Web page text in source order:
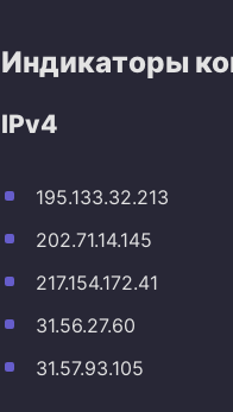
Индикаторы
IPv4
195.133.32.213
202.71.14.145
217.154.172.41
31.56.27.60
31.57.93.105